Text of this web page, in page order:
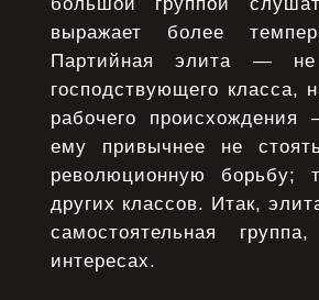
выражает более
Партийная элита — не
господствующего класса,
рабочего
ему привычнее не
революционную
других классов. Итак,
самостоятельная
интересах.